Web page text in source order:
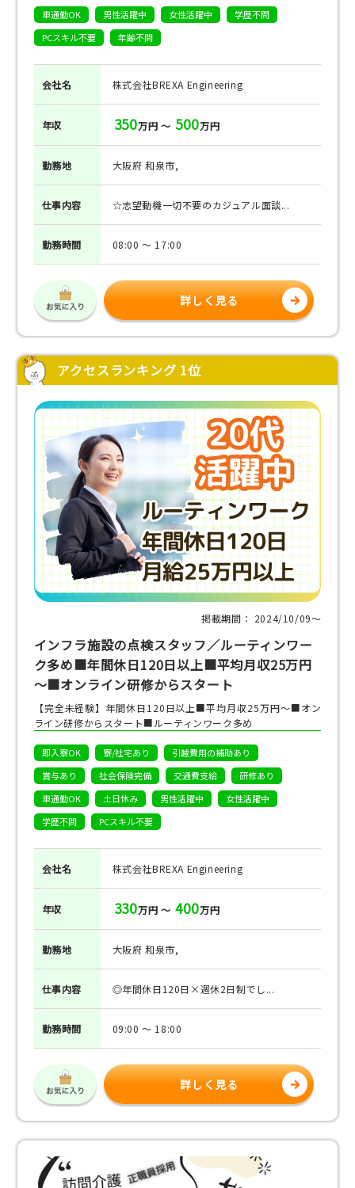
車通勤OK
男性活躍中 女性活躍中
学歴不問
PCスキル不要
年齢不問
会社名 株式会社BREXA Engineering
年収 350万円 ～ 500万円
勤務地 大阪府 和泉市,
仕事内容 ☆志望動機一切不要のカジュアル面談...
勤務時間 08:00 ～ 17:00
詳しく見る
アクセスランキング 1位
掲載期間： 2024/10/09〜
インフラ施設の点検スタッフ／ルーティンワー
ク多め■年間休日120日以上■平均月収25万円
～■オンライン研修からスタート
【完全未経験】年間休日120日以上■平均月収25万円～■オン
ライン研修からスタート■ルーティンワーク多め
即入寮OK 寮/社宅あり
引越費用の補助あり
賞与あり
社会保険完備 交通費支給
研修あり
車通勤OK
土日休み 男性活躍中
女性活躍中
学歴不問
PCスキル不要
会社名 株式会社BREXA Engineering
年収 330万円 ～ 400万円
勤務地 大阪府 和泉市,
仕事内容 ◎年間休日120日×週休2日制でし...
勤務時間 09:00 ～ 18:00
詳しく見る